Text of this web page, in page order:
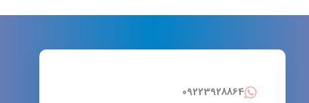
09223928864